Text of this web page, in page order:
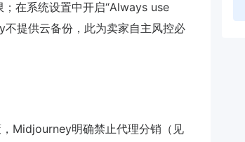
在系统设置中开启“Always use
提供云备份，此为卖家自主风控必
Midjourney明确禁止代理分销（见